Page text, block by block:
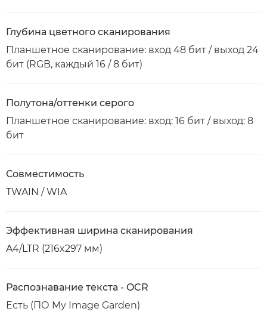
Глубина цветного сканирования
Планшетное сканирование: вход 48 бит / выход 24
бит (RGB, каждый 16 / 8 бит)
Полутона/оттенки серого
Планшетное сканирование: вход: 16 бит / выход: 8
бит
Совместимость
TWAIN / WIA
Эффективная ширина сканирования
A4/LTR (216x297 мм)
Распознавание текста - OCR
Есть (ПО My Image Garden)